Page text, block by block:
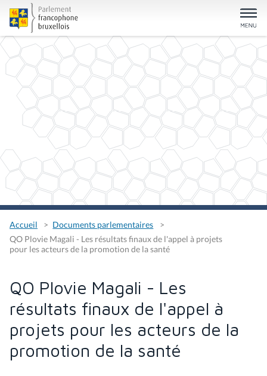
Accueil
Documents parlementaires
QO Plovie Magali - Les résultats finaux de l'appel à projets
pour les acteurs de la promotion de la santé
QO Plovie Magali - Les
résultats finaux de l'appel à
projets pour les acteurs de la
promotion de la santé